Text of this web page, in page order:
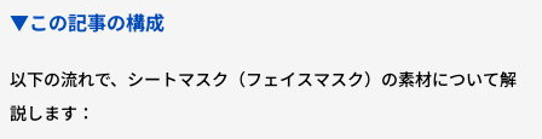
▼この記事の構成
以下の流れで、シートマスク（フェイスマスク）の素材について解
説します：